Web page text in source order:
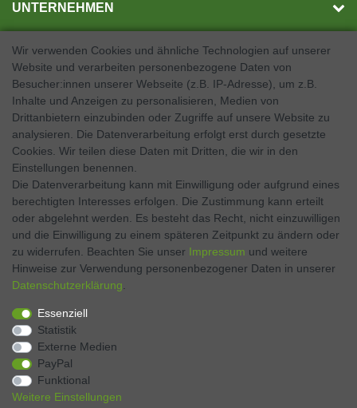
UNTERNEHMEN
SOCIAL MEDIA
Twitter
Instagram
VERTRAG WIDERRUFEN Kontakt
Zahlen Sie bequem per
Wir verwenden Cookies und ähnliche Technologien auf unserer
Website und verarbeiten personenbezogene Daten von
Besucher:innen unserer Webseite (z.B. IP-Adresse), um z.B.
Inhalte und Anzeigen zu personalisieren, Medien von
Drittanbietern einzubinden oder Zugriffe auf unsere Website zu
analysieren. Die Datenverarbeitung erfolgt erst durch gesetzte
Cookies. Wir teilen diese Daten mit Dritten, die wir in den
Einstellungen benennen.
Die Datenverarbeitung kann mit Einwilligung oder aufgrund eines
berechtigten Interesses erfolgen. Die Zustimmung kann erteilt
oder abgelehnt werden. Es besteht das Recht, nicht einzuwilligen
und die Einwilligung zu einem späteren Zeitpunkt zu ändern oder
zu widerrufen. Beachten Sie unser Impressum und weitere
Hinweise zur Verwendung personenbezogener Daten in unserer
Daten­schutz­erklärung
Essenziell
Statistik
Externe Medien
PayPal
Funktional
Weitere Einstellungen